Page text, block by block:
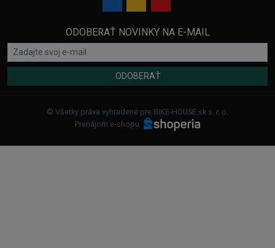
ODOBERAŤ NOVINKY NA E-MAIL
ODOBERAŤ
© Všetky práva vyhradené pre BIKE-HOUSE.sk s. r. o.
Prenájom e-shopu